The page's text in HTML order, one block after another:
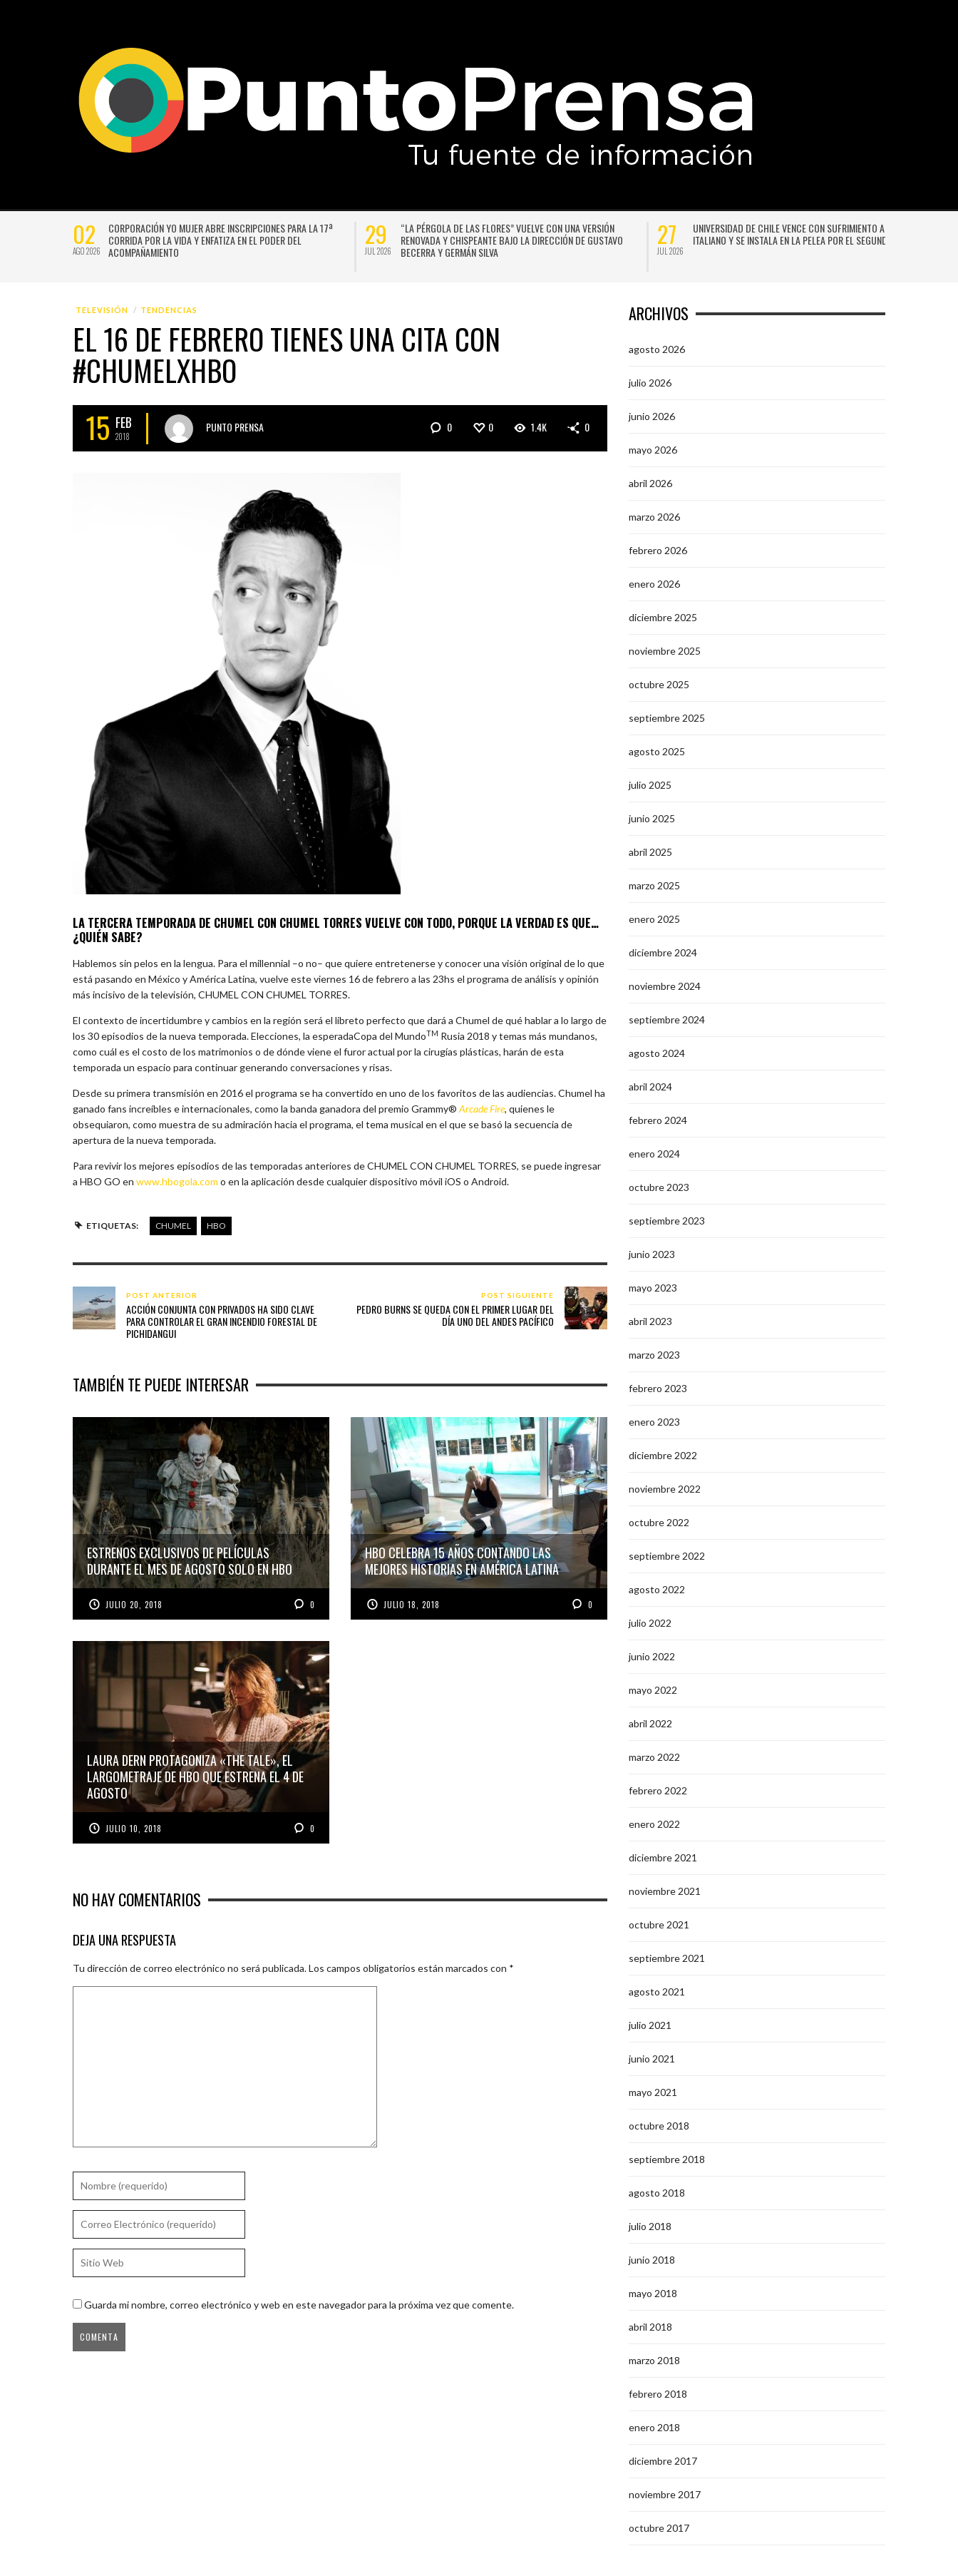
02
AGO 2026
CORPORACIÓN YO MUJER ABRE INSCRIPCIONES PARA LA 17ª
CORRIDA POR LA VIDA Y ENFATIZA EN EL PODER DEL
ACOMPAÑAMIENTO
29
JUL 2026
“LA PÉRGOLA DE LAS FLORES” VUELVE CON UNA VERSIÓN
RENOVADA Y CHISPEANTE BAJO LA DIRECCIÓN DE GUSTAVO
BECERRA Y GERMÁN SILVA
27
JUL 2026
UNIVERSIDAD DE CHILE VENCE CON SUFRIMIENTO A AUDAX
ITALIANO Y SE INSTALA EN LA PELEA POR EL SEGUNDO LUGAR
TELEVISIÓN TENDENCIAS
EL 16 DE FEBRERO TIENES UNA CITA CON
#CHUMELXHBO
15 FEB
2018
PUNTO PRENSA 0 0 1.4K 0
LA TERCERA TEMPORADA DE CHUMEL CON CHUMEL TORRES VUELVE CON TODO, PORQUE LA VERDAD ES QUE…
¿QUIÉN SABE?
Hablemos sin pelos en la lengua. Para el millennial –o no– que quiere entretenerse y conocer una visión original de lo que
está pasando en México y América Latina, vuelve este viernes 16 de febrero a las 23hs el programa de análisis y opinión
más incisivo de la televisión, CHUMEL CON CHUMEL TORRES.
El contexto de incertidumbre y cambios en la región será el libreto perfecto que dará a Chumel de qué hablar a lo largo de
los 30 episodios de la nueva temporada. Elecciones, la esperadaCopa del MundoTM Rusia 2018 y temas más mundanos,
como cuál es el costo de los matrimonios o de dónde viene el furor actual por la cirugías plásticas, harán de esta
temporada un espacio para continuar generando conversaciones y risas.
Desde su primera transmisión en 2016 el programa se ha convertido en uno de los favoritos de las audiencias. Chumel ha
ganado fans increíbles e internacionales, como la banda ganadora del premio Grammy® Arcade Fire, quienes le
obsequiaron, como muestra de su admiración hacia el programa, el tema musical en el que se basó la secuencia de
apertura de la nueva temporada.
Para revivir los mejores episodios de las temporadas anteriores de CHUMEL CON CHUMEL TORRES, se puede ingresar
a HBO GO en www.hbogola.com o en la aplicación desde cualquier dispositivo móvil iOS o Android.
ETIQUETAS: CHUMEL HBO
POST ANTERIOR
ACCIÓN CONJUNTA CON PRIVADOS HA SIDO CLAVE
PARA CONTROLAR EL GRAN INCENDIO FORESTAL DE
PICHIDANGUI
POST SIGUIENTE
PEDRO BURNS SE QUEDA CON EL PRIMER LUGAR DEL
DÍA UNO DEL ANDES PACÍFICO
TAMBIÉN TE PUEDE INTERESAR
ESTRENOS EXCLUSIVOS DE PELÍCULAS
DURANTE EL MES DE AGOSTO SOLO EN HBO
JULIO 20, 2018 0
HBO CELEBRA 15 AÑOS CONTANDO LAS
MEJORES HISTORIAS EN AMÉRICA LATINA
JULIO 18, 2018 0
LAURA DERN PROTAGONIZA «THE TALE», EL
LARGOMETRAJE DE HBO QUE ESTRENA EL 4 DE
AGOSTO
JULIO 10, 2018 0
NO HAY COMENTARIOS
DEJA UNA RESPUESTA
Tu dirección de correo electrónico no será publicada.Los campos obligatorios están marcados con *
Guarda mi nombre, correo electrónico y web en este navegador para la próxima vez que comente.
ARCHIVOS
agosto 2026
julio 2026
junio 2026
mayo 2026
abril 2026
marzo 2026
febrero 2026
enero 2026
diciembre 2025
noviembre 2025
octubre 2025
septiembre 2025
agosto 2025
julio 2025
junio 2025
abril 2025
marzo 2025
enero 2025
diciembre 2024
noviembre 2024
septiembre 2024
agosto 2024
abril 2024
febrero 2024
enero 2024
octubre 2023
septiembre 2023
junio 2023
mayo 2023
abril 2023
marzo 2023
febrero 2023
enero 2023
diciembre 2022
noviembre 2022
octubre 2022
septiembre 2022
agosto 2022
julio 2022
junio 2022
mayo 2022
abril 2022
marzo 2022
febrero 2022
enero 2022
diciembre 2021
noviembre 2021
octubre 2021
septiembre 2021
agosto 2021
julio 2021
junio 2021
mayo 2021
octubre 2018
septiembre 2018
agosto 2018
julio 2018
junio 2018
mayo 2018
abril 2018
marzo 2018
febrero 2018
enero 2018
diciembre 2017
noviembre 2017
octubre 2017